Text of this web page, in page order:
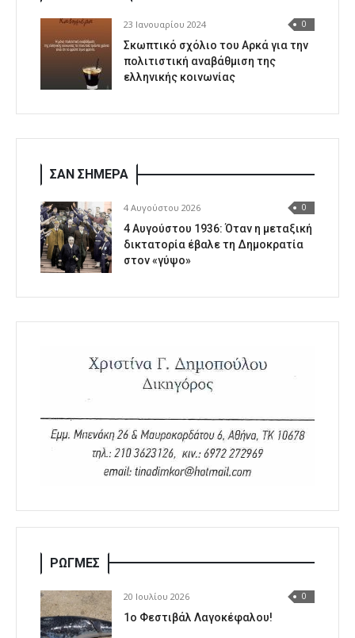
23 Ιανουαρίου 2024 0
Σκωπτικό σχόλιο του Αρκά για την
πολιτιστική αναβάθμιση της
ελληνικής κοινωνίας
ΣΑΝ ΣΗΜΕΡΑ
4 Αυγούστου 2026 0
4 Αυγούστου 1936: Όταν η μεταξική
δικτατορία έβαλε τη Δημοκρατία
στον «γύψο»
ΡΩΓΜΕΣ
20 Ιουλίου 2026 0
1o Φεστιβάλ Λαγοκέφαλου!